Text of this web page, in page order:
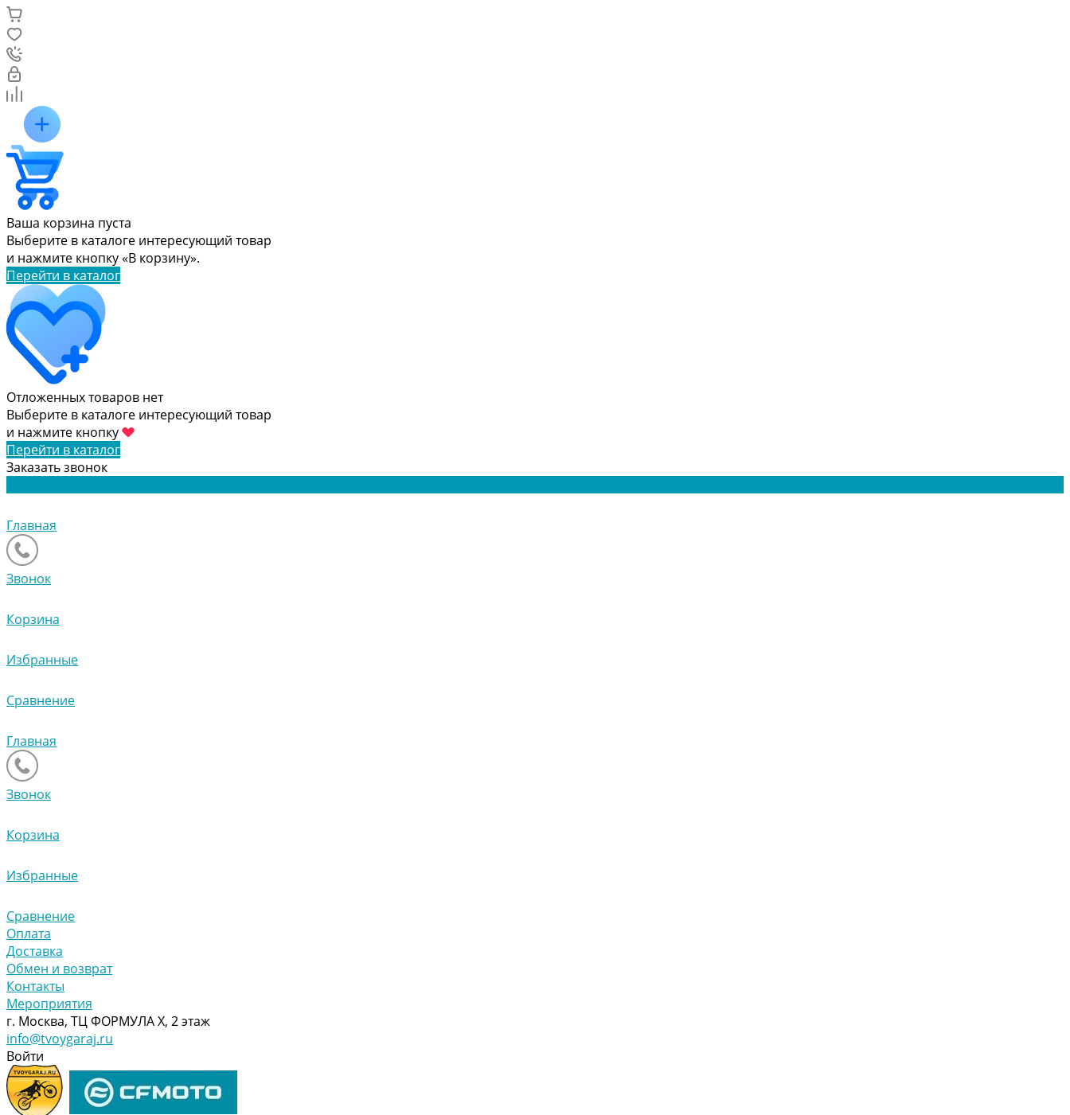
Ваша корзина пуста
Выберите в каталоге интересующий товар
и нажмите кнопку «В корзину».
Перейти в каталог
Отложенных товаров нет
Выберите в каталоге интересующий товар
и нажмите кнопку
Перейти в каталог
Заказать звонок
Главная
Звонок
Корзина
Избранные
Сравнение
Главная
Звонок
Корзина
Избранные
Сравнение
Оплата
Доставка
Обмен и возврат
Контакты
Мероприятия
г. Москва, ТЦ ФОРМУЛА Х, 2 этаж
info@tvoygaraj.ru
Войти